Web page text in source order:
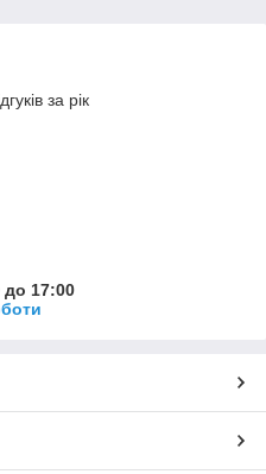
за рік
до 17:00